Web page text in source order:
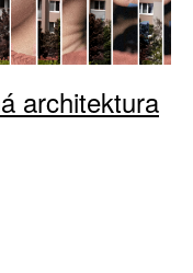
architektura